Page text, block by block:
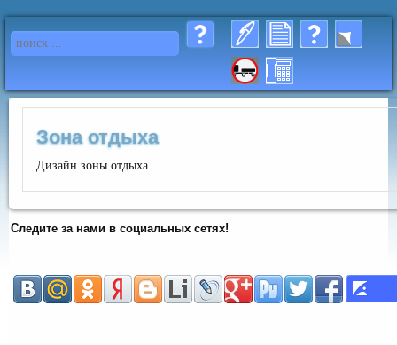
Зона отдыха
Дизайн зоны отдыха
Следите за нами в социальных сетях!